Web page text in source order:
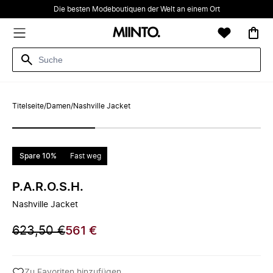
Die besten Modeboutiquen der Welt an einem Ort
Titelseite/Damen/Nashville Jacket
Spare 10% Fast weg
P.A.R.O.S.H.
Nashville Jacket
623,50 €561 €